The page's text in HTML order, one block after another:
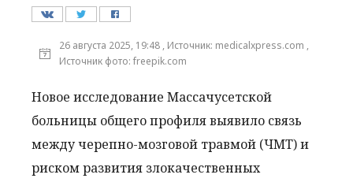
26 августа 2025, 19:48 , Источник: medicalxpress.com ,
Источник фото: freepik.com
Новое исследование Массачусетской
больницы общего профиля выявило связь
между черепно-мозговой травмой (ЧМТ) и
риском развития злокачественных